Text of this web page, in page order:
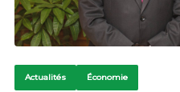
Actualités Économie